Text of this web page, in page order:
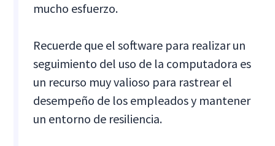
mucho esfuerzo.
Recuerde que el software para realizar un
seguimiento del uso de la computadora es
un recurso muy valioso para rastrear el
desempeño de los empleados y mantener
un entorno de resiliencia.